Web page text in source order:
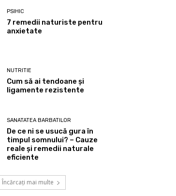
PSIHIC
7 remedii naturiste pentru
anxietate
NUTRITIE
Cum să ai tendoane şi
ligamente rezistente
SANATATEA BARBATILOR
De ce ni se usucă gura în
timpul somnului? – Cauze
reale și remedii naturale
eficiente
Încărcați mai multe